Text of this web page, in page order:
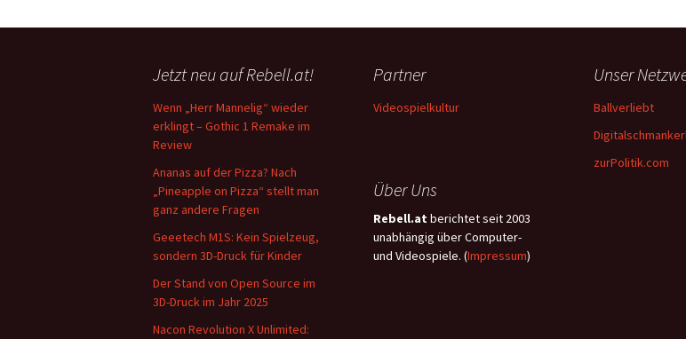
Jetzt neu auf Rebell.at!
Wenn „Herr Mannelig“ wieder
erklingt – Gothic 1 Remake im
Review
Ananas auf der Pizza? Nach
„Pineapple on Pizza“ stellt man
ganz andere Fragen
Geeetech M1S: Kein Spielzeug,
sondern 3D-Druck für Kinder
Der Stand von Open Source im
3D-Druck im Jahr 2025
Nacon Revolution X Unlimited:
Partner
Videospielkultur
Unser
Ballverliebt
zurPolitik.com
Über Uns
Rebell.at berichtet seit 2003
unabhängig über Computer-
und Videospiele. (Impressum)